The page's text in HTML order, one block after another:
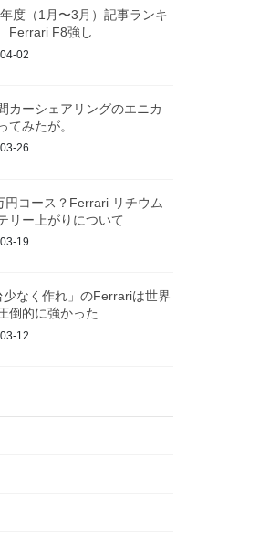
度（1月〜3月）記事ランキ
Ferrari F8強し
02
カーシェアリングのエニカ
てみたが。
26
円コース？Ferrari リチウム
リー上がりについて
19
少なく作れ」のFerrariは世界
倒的に強かった
12